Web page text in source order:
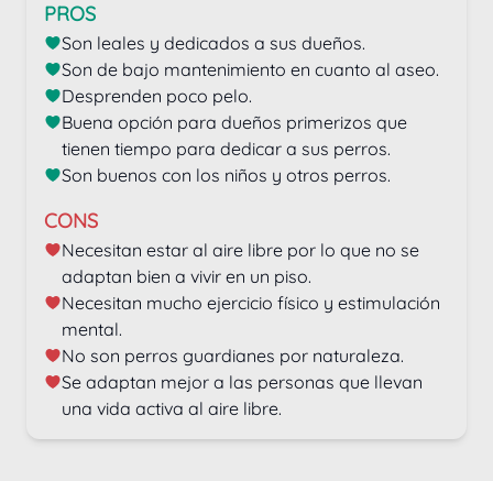
PROS
Son leales y dedicados a sus dueños.
Son de bajo mantenimiento en cuanto al aseo.
Desprenden poco pelo.
Buena opción para dueños primerizos que
tienen tiempo para dedicar a sus perros.
Son buenos con los niños y otros perros.
CONS
Necesitan estar al aire libre por lo que no se
adaptan bien a vivir en un piso.
Necesitan mucho ejercicio físico y estimulación
mental.
No son perros guardianes por naturaleza.
Se adaptan mejor a las personas que llevan
una vida activa al aire libre.